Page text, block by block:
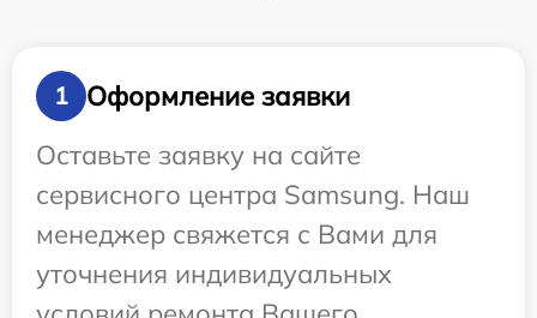
1
Оформление заявки
Оставьте заявку на сайте
сервисного центра Samsung. Наш
менеджер свяжется с Вами для
уточнения индивидуальных